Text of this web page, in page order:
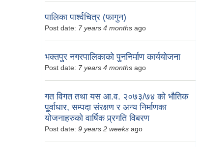
पालिका पार्श्वचित्र (फागुन)
Post date: 7 years 4 months ago
भक्तपुर नगरपालिकाको पुननिर्माण कार्ययोजना
Post date: 7 years 4 months ago
गत विगत तथा यस आ.व. २०७३/७४ को भौतिक
पूूर्वाधार, सम्पदा संरक्षण र अन्य निर्माणका
योजनाहरुको वार्षिक प्र्रगति विबरण
Post date: 9 years 2 weeks ago